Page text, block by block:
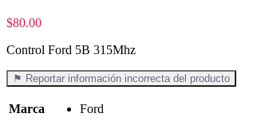
$80.00
Control Ford 5B 315Mhz
⚑ Reportar información incorrecta del producto
Marca Ford